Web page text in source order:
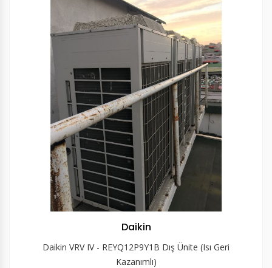
Daikin
Daikin VRV IV - REYQ12P9Y1B Dış Ünite (Isı Geri
Kazanımlı)